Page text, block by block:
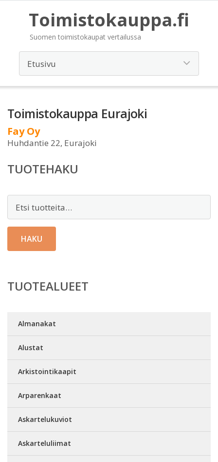
Toimistokauppa.fi
Suomen toimistokaupat vertailussa
Toimistokauppa Eurajoki
Fay Oy
Huhdantie 22, Eurajoki
TUOTEHAKU
HAKU
TUOTEALUEET
Almanakat
Alustat
Arkistointikaapit
Arparenkaat
Askartelukuviot
Askarteluliimat